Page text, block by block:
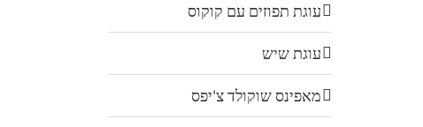
עוגת תפוזים עם קוקוס
עוגת שיש
מאפינס שוקולד צ'יפס